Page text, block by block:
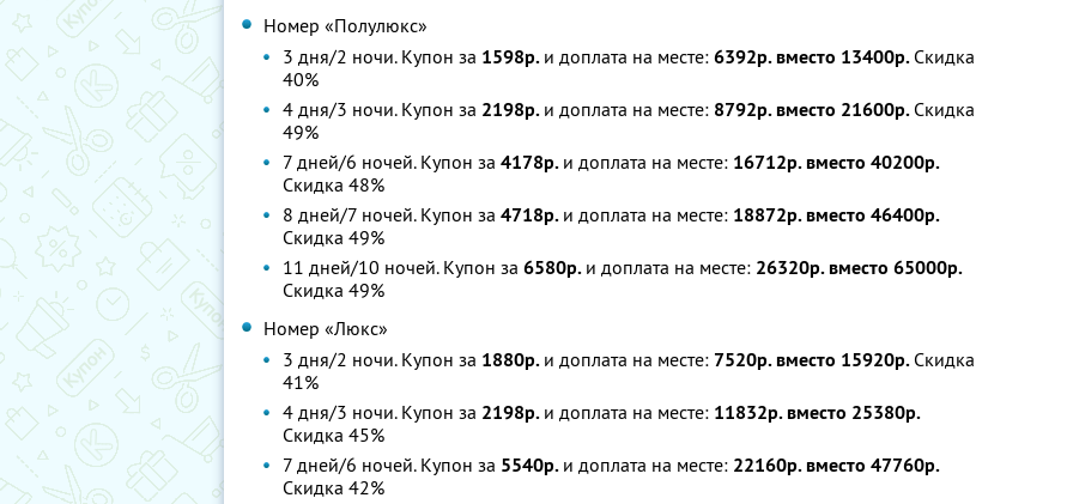
Номер «Полулюкс»
3 дня/2 ночи. Купон за 1598р. и доплата на месте: 6392р. вместо 13400р. Скидка
40%
4 дня/3 ночи. Купон за 2198р. и доплата на месте: 8792р. вместо 21600р. Скидка
49%
7 дней/6 ночей. Купон за 4178р. и доплата на месте: 16712р. вместо 40200р.
Скидка 48%
8 дней/7 ночей. Купон за 4718р. и доплата на месте: 18872р. вместо 46400р.
Скидка 49%
11 дней/10 ночей. Купон за 6580р. и доплата на месте: 26320р. вместо 65000р.
Скидка 49%
Номер «Люкс»
3 дня/2 ночи. Купон за 1880р. и доплата на месте: 7520р. вместо 15920р. Скидка
41%
4 дня/3 ночи. Купон за 2198р. и доплата на месте: 11832р. вместо 25380р.
Скидка 45%
7 дней/6 ночей. Купон за 5540р. и доплата на месте: 22160р. вместо 47760р.
Скидка 42%